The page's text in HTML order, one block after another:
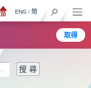
取得
ENG / 簡